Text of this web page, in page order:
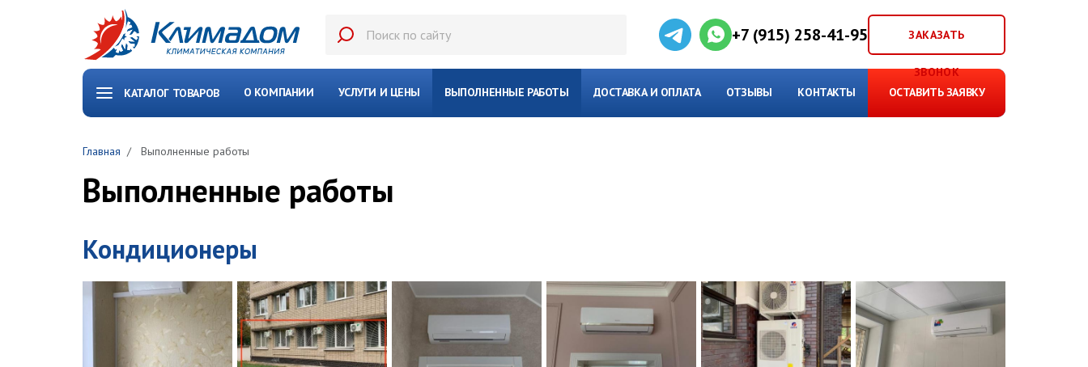
Перейти к основному содержанию
+7 (915) 258-41-95 ЗАКАЗАТЬ
ЗВОНОК
КАТАЛОГ ТОВАРОВ
О КОМПАНИИ УСЛУГИ И ЦЕНЫ ВЫПОЛНЕННЫЕ РАБОТЫ ДОСТАВКА И ОПЛАТА ОТЗЫВЫ КОНТАКТЫ ОСТАВИТЬ ЗАЯВКУ
Главная Выполненные работы
Выполненные работы
Кондиционеры